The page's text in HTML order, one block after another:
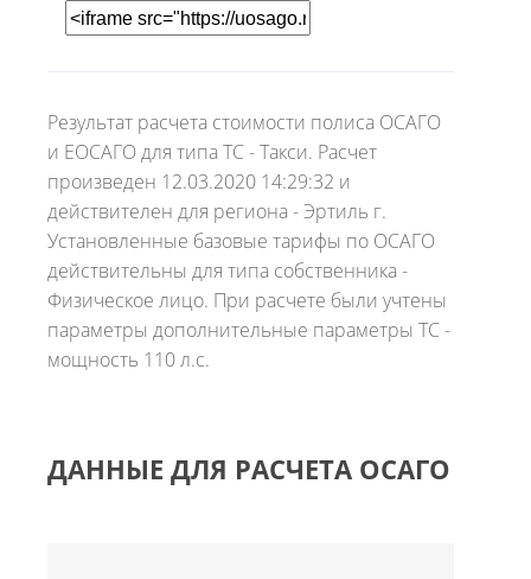
Результат расчета стоимости полиса ОСАГО
и ЕОСАГО для типа ТС - Такси. Расчет
произведен 12.03.2020 14:29:32 и
действителен для региона - Эртиль г.
Установленные базовые тарифы по ОСАГО
действительны для типа собственника -
Физическое лицо. При расчете были учтены
параметры дополнительные параметры ТС -
мощность 110 л.с.
ДАННЫЕ ДЛЯ РАСЧЕТА ОСАГО